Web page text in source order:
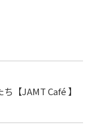
【JAMT Café 】